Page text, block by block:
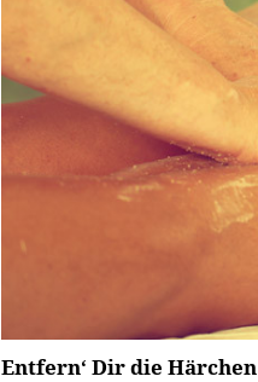
Entfern‘ Dir die Härchen